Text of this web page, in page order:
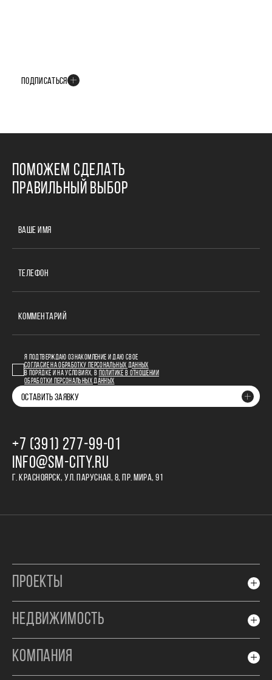
ПОДПИСАТЬСЯ
ПОМОЖЕМ СДЕЛАТЬ
ПРАВИЛЬНЫЙ ВЫБОР
ВАШЕ ИМЯ
ТЕЛЕФОН
КОММЕНТАРИЙ
Я ПОДТВЕРЖДАЮ ОЗНАКОМЛЕНИЕ И ДАЮ СВОЕ
СОГЛАСИЕ НА ОБРАБОТКУ ПЕРСОНАЛЬНЫХ ДАННЫХ
В ПОРЯДКЕ И НА УСЛОВИЯХ, В
ПОЛИТИКЕ В ОТНОШЕНИИ
ОБРАБОТКИ ПЕРСОНАЛЬНЫХ ДАННЫХ
ОСТАВИТЬ ЗАЯВКУ
+7 (391) 277‒99‒01
INFO@SM-CITY.RU
Г. КРАСНОЯРСК, УЛ. ПАРУСНАЯ, 8, ПР. МИРА, 91
ПРОЕКТЫ
НЕДВИЖИМОСТЬ
КОМПАНИЯ